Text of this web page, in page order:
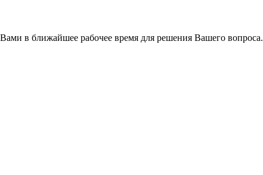
в ближайшее рабочее время для решения Вашего вопроса.